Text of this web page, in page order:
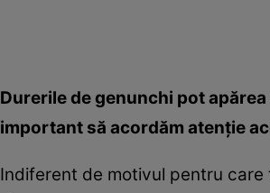
Durerile de genunchi pot
important să acordăm atenţie
Indiferent de motivul pentru